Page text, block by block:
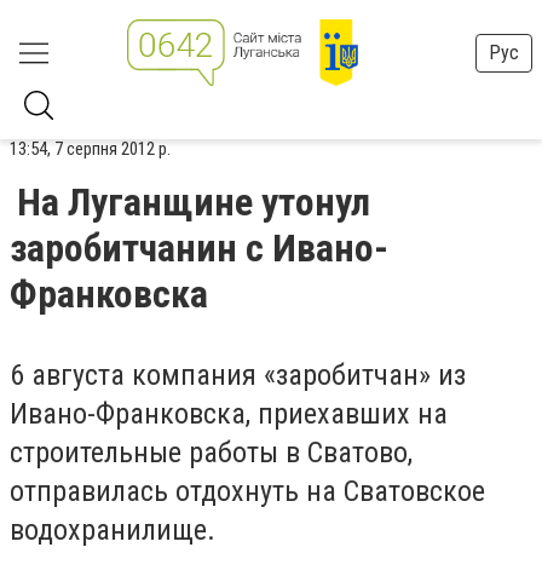
Рус
13:54, 7 серпня 2012 р.
На Луганщине утонул
заробитчанин с Ивано-
Франковска
6 августа компания «заробитчан» из
Ивано-Франковска, приехавших на
строительные работы в Сватово,
отправилась отдохнуть на Сватовское
водохранилище.